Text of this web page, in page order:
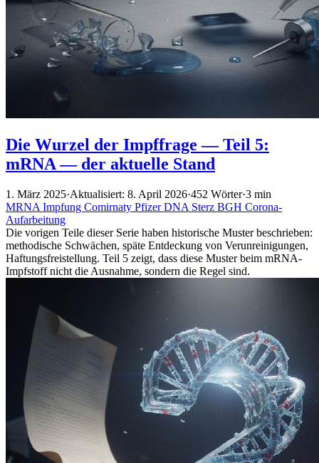
Die Wurzel der Impffrage — Teil 5:
mRNA — der aktuelle Stand
1. März 2025·Aktualisiert: 8. April 2026·452 Wörter·3 min
MRNA Impfung Comirnaty PfizerDNA Sterz BGH Corona-
Aufarbeitung
Die vorigen Teile dieser Serie haben historische Muster beschrieben:
methodische Schwächen, späte Entdeckung von Verunreinigungen,
Haftungsfreistellung. Teil 5 zeigt, dass diese Muster beim mRNA-
Impfstoff nicht die Ausnahme, sondern die Regel sind.